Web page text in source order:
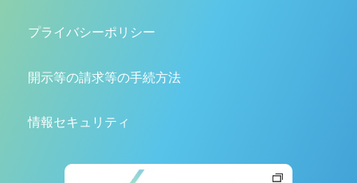
プライバシーポリシー
開示等の請求等の手続方法
情報セキュリティ